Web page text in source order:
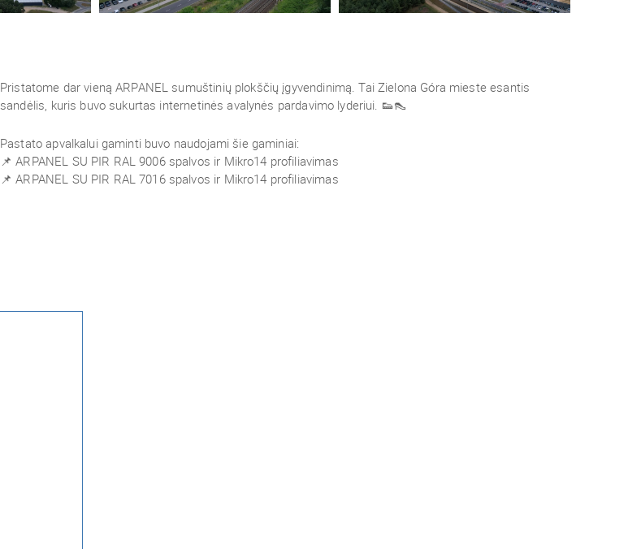
Pristatome dar vieną ARPANEL sumuštinių plokščių įgyvendinimą. Tai Zielona Góra mieste esantis
sandėlis, kuris buvo sukurtas internetinės avalynės pardavimo lyderiui. 👟👠
Pastato apvalkalui gaminti buvo naudojami šie gaminiai:
📌 ARPANEL SU PIR RAL 9006 spalvos ir Mikro14 profiliavimas
📌 ARPANEL SU PIR RAL 7016 spalvos ir Mikro14 profiliavimas